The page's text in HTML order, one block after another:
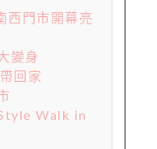
西門市開幕亮
變身
回家
Walk in